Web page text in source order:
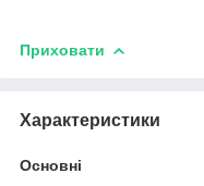
Приховати
Характеристики
Основні